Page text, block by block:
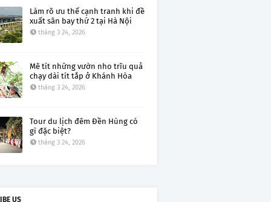
Làm rõ ưu thế cạnh tranh khi đề
xuất sân bay thứ 2 tại Hà Nội
tháng 3 24, 2026
Mê tít những vườn nho trĩu quả
chạy dài tít tắp ở Khánh Hòa
tháng 3 24, 2026
Tour du lịch đêm Đền Hùng có
gì đặc biệt?
tháng 3 24, 2026
US